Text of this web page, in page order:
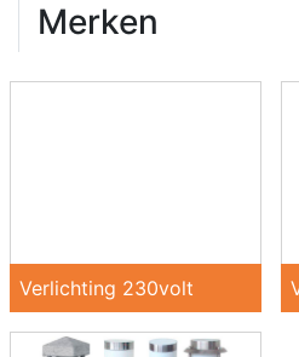
Merken
Verlichting 230volt